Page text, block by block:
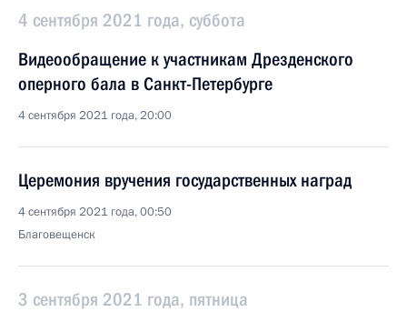
4 сентября 2021 года, суббота
Видеообращение к участникам Дрезденского
оперного бала в Санкт-Петербурге
4 сентября 2021 года, 20:00
Церемония вручения государственных наград
4 сентября 2021 года, 00:50
Благовещенск
3 сентября 2021 года, пятница